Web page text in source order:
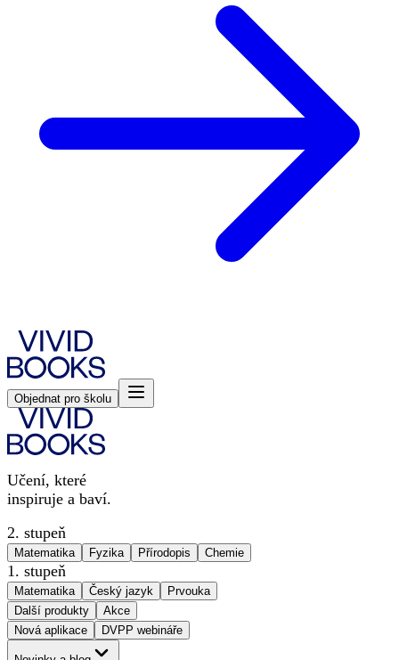
Objednat pro školu
Učení, které
inspiruje a baví.
2. stupeň
Matematika Fyzika Přírodopis Chemie
1. stupeň
Matematika Český jazyk
Prvouka
Další produkty
Akce
Nová aplikace
DVPP webináře